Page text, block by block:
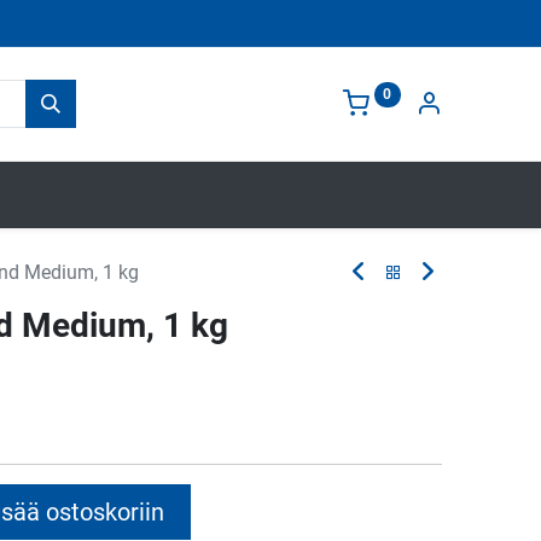
0
Medium, 1 kg
Medium, 1 kg
ostoskoriin